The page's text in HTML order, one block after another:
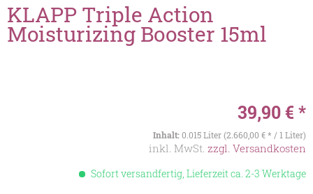
KLAPP Triple Action
Moisturizing Booster 15ml
39,90 € *
Inhalt:0.015 Liter (2.660,00 € * / 1 Liter)
inkl. MwSt. zzgl. Versandkosten
Sofort versandfertig, Lieferzeit ca. 2-3 Werktage